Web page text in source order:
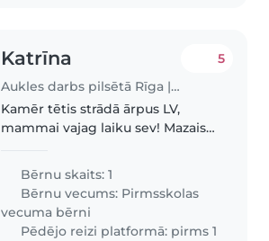
Katrīna
Aukles darbs pilsētā Rīga | Babysits
5
Kamēr tētis strādā ārpus LV,
mammai vajag laiku sev! Mazais
nosēdēt dārziņā viens pats
kamēr mamma aiziet pasportot
un pabūt ar savām domām.
Meklējam kādu..
Bērnu skaits: 1
Bērnu vecums: Pirmsskolas
vecuma bērni
Pēdējo reizi platformā: pirms 1